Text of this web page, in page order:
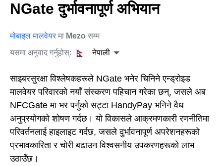
NGate दुर्भावनापूर्ण अभियान
मोबाइल मालवेयर मा Mezo सम्म
यसमा अनुवाद गर्नुहोस्:
नेपाली
साइबरसुरक्षा विश्लेषकहरूले NGate भनेर चिनिने एन्ड्रोइड
मालवेयर परिवारको नयाँ संस्करण पहिचान गरेका छन्, जसले अब
NFCGate मा भर पर्नुको सट्टा HandyPay भनिने वैध
अनुप्रयोगको शोषण गर्दछ। यो विकासले आक्रमणकारी रणनीतिमा
परिवर्तनलाई हाइलाइट गर्दछ, जसले दुर्भावनापूर्ण अपरेशनहरूको
प्रभावकारिता र चोरी बढाउन विश्वसनीय उपकरणहरूको लाभ
उठाउँछ।